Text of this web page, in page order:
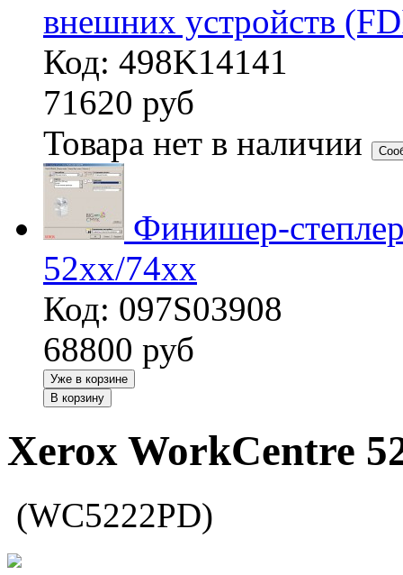
внешних устройств
Код: 498K14141
71620 руб
Товара нет в наличии
Финишер-
52xx/74xx
Код: 097S03908
68800 руб
Уже в корзине
В корзину
Xerox WorkCentre
(WC5222PD)